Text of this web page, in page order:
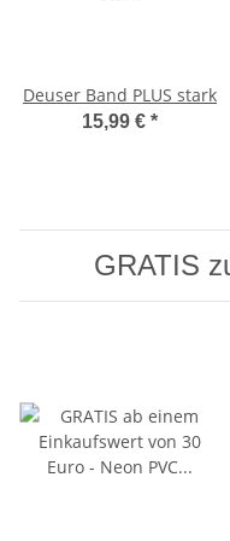
Deuser Band PLUS stark
15,99 € *
GRATIS